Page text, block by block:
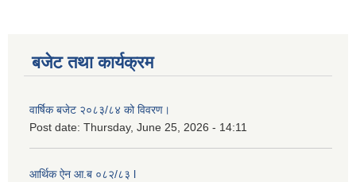
बजेट तथा कार्यक्रम
वार्षिक बजेट २०८३/८४ को विवरण।
Post date: Thursday, June 25, 2026 - 14:11
आर्थिक ऐन आ.ब ०८२/८३ l